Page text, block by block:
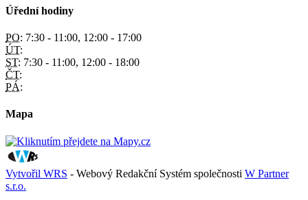
Úřední hodiny
PO: 7:30 - 11:00, 12:00 - 17:00
ÚT:
ST: 7:30 - 11:00, 12:00 - 18:00
ČT:
PÁ:
Mapa
Vytvořil WRS - Webový Redakční Systém společnosti W Partner
s.r.o.